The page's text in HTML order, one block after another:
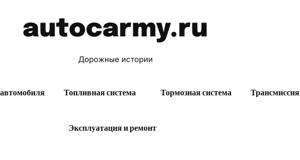
autocarmy.ru
Дорожные истории
Топливная система Тормозная система Трансмиссия
Эксплуатация и ремонт